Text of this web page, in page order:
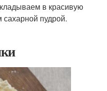
в красивую
сахарной пудрой.